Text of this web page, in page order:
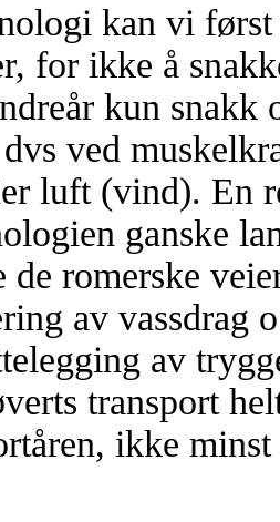
kan vi
for ikke å
kun
ved
luft (vind). En
ganske
de romerske
av vassdrag
av
transport
ikke